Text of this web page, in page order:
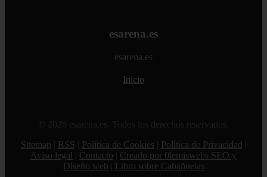
esarena.es
esarena.es
Inicio
© 2026 esarena.es. Todos los derechos reservados.
Sitemap
RSS Política de Cookies Política de Privacidad
Aviso legal
Contacto
Creado por 0lemiswebs SEO y
Diseño web
Libro sobre Cabañuelas